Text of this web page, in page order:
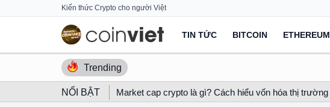
Kiến thức Crypto cho người Việt
TIN TỨC BITCOIN ETHEREUM
Trending
NỔI BẬT Market cap crypto là gì? Cách hiểu vốn hóa thị trường